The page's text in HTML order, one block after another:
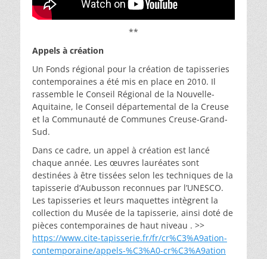
**
Appels à création
Un Fonds régional pour la création de tapisseries
contemporaines a été mis en place en 2010. Il
rassemble le Conseil Régional de la Nouvelle-
Aquitaine, le Conseil départemental de la Creuse
et la Communauté de Communes Creuse-Grand-
Sud.
Dans ce cadre, un appel à création est lancé
chaque année. Les œuvres lauréates sont
destinées à être tissées selon les techniques de la
tapisserie d’Aubusson reconnues par l’UNESCO.
Les tapisseries et leurs maquettes intègrent la
collection du Musée de la tapisserie, ainsi doté de
pièces contemporaines de haut niveau . >>
https://www.cite-tapisserie.fr/fr/cr%C3%A9ation-
contemporaine/appels-%C3%A0-cr%C3%A9ation